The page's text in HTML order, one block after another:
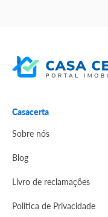
Casacerta
Sobre nós
Blog
Livro de reclamações
Politica de Privacidade